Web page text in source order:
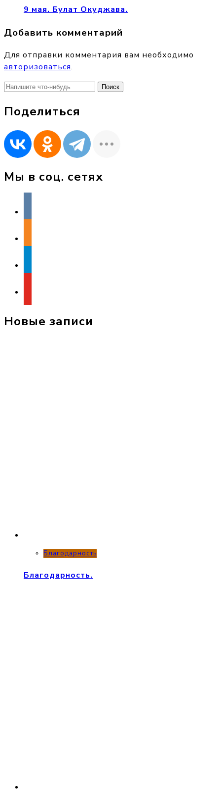
9 мая. Булат Окуджава.
Добавить комментарий
Для отправки комментария вам необходимо
авторизоваться.
Найти:
Поделиться
Мы в соц. сетях
Новые записи
Благодарность
Благодарность.